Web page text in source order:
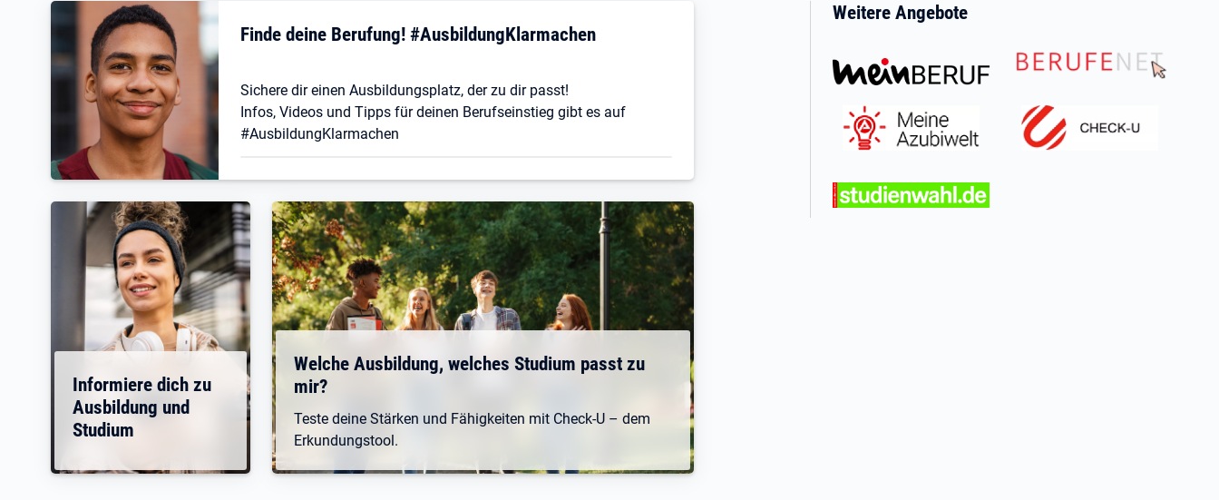
Finde deine Berufung! #AusbildungKlarmachen
Sichere dir einen Ausbildungsplatz, der zu dir passt!
Infos, Videos und Tipps für deinen Berufseinstieg gibt es auf
#AusbildungKlarmachen
Informiere dich zu
Ausbildung und
Studium
Welche Ausbildung, welches Studium passt zu
mir?
Teste deine Stärken und Fähigkeiten mit Check-U – dem
Erkundungstool.
Weitere Angebote